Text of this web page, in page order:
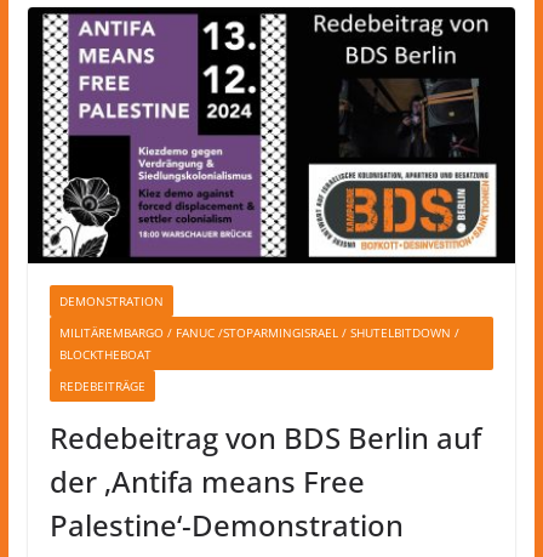
DEMONSTRATION
MILITÄREMBARGO / FANUC /STOPARMINGISRAEL / SHUTELBITDOWN /
BLOCKTHEBOAT
REDEBEITRÄGE
Redebeitrag von BDS Berlin auf
der ‚Antifa means Free
Palestine‘-Demonstration